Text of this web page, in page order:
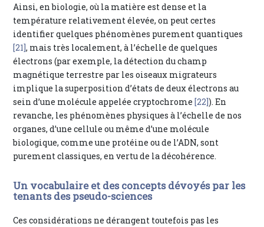
Ainsi, en biologie, où la matière est dense et la
température relativement élevée, on peut certes
identifier quelques phénomènes purement quantiques
[21], mais très localement, à l’échelle de quelques
électrons (par exemple, la détection du champ
magnétique terrestre par les oiseaux migrateurs
implique la superposition d’états de deux électrons au
sein d’une molécule appelée cryptochrome[22]). En
revanche, les phénomènes physiques à l’échelle de nos
organes, d’une cellule ou même d’une molécule
biologique, comme une protéine ou de l’ADN, sont
purement classiques, en vertu de la décohérence.
Un vocabulaire et des concepts dévoyés par les
tenants des pseudo-sciences
Ces considérations ne dérangent toutefois pas les